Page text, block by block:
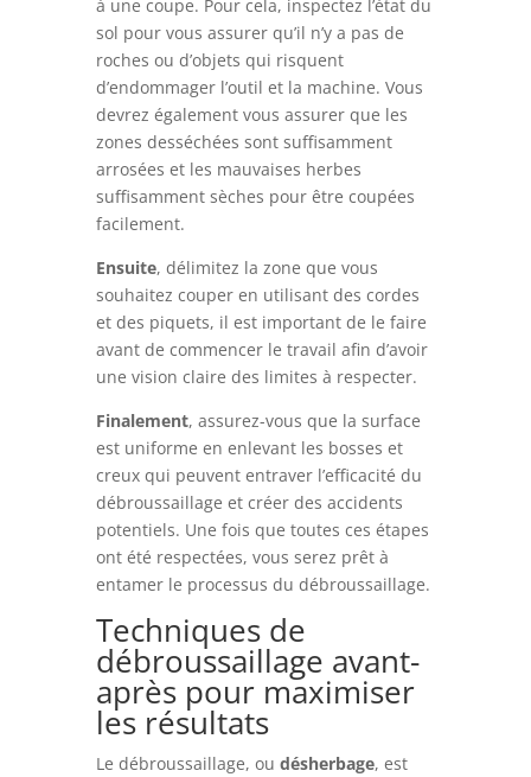
à une coupe. Pour cela, inspectez l’état du
sol pour vous assurer qu’il n’y a pas de
roches ou d’objets qui risquent
d’endommager l’outil et la machine. Vous
devrez également vous assurer que les
zones desséchées sont suffisamment
arrosées et les mauvaises herbes
suffisamment sèches pour être coupées
facilement.
Ensuite, délimitez la zone que vous
souhaitez couper en utilisant des cordes
et des piquets, il est important de le faire
avant de commencer le travail afin d’avoir
une vision claire des limites à respecter.
Finalement, assurez-vous que la surface
est uniforme en enlevant les bosses et
creux qui peuvent entraver l’efficacité du
débroussaillage et créer des accidents
potentiels. Une fois que toutes ces étapes
ont été respectées, vous serez prêt à
entamer le processus du débroussaillage.
Techniques de
débroussaillage avant-
après pour maximiser
les résultats
Le débroussaillage, ou désherbage, est